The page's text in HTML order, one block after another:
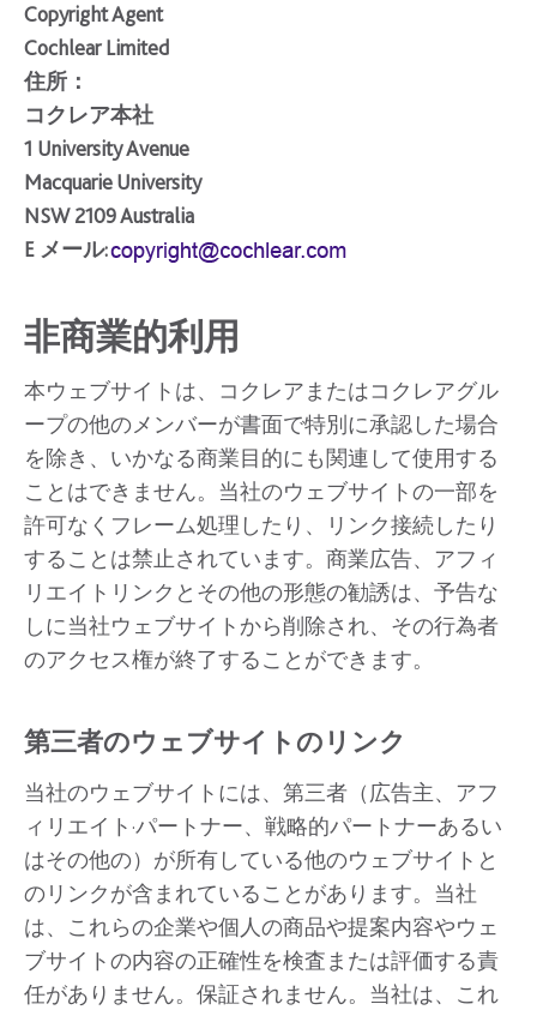
Copyright Agent
Cochlear Limited
住所：
コクレア本社
1 University Avenue
Macquarie University
NSW 2109 Australia
E メール:
非商業的利用
本ウェブサイトは、コクレアまたはコクレアグル
ープの他のメンバーが書面で特別に承認した場合
を除き、いかなる商業目的にも関連して使用する
ことはできません。当社のウェブサイトの一部を
許可なくフレーム処理したり、リンク接続したり
することは禁止されています。商業広告、アフィ
リエイトリンクとその他の形態の勧誘は、予告な
しに当社ウェブサイトから削除され、その行為者
のアクセス権が終了することができます。
第三者のウェブサイトのリンク
当社のウェブサイトには、第三者（広告主、アフ
ィリエイト·パートナー、戦略的パートナーあるい
はその他の）が所有している他のウェブサイトと
のリンクが含まれていることがあります。当社
は、これらの企業や個人の商品や提案内容やウェ
ブサイトの内容の正確性を検査または評価する責
任がありません。保証されません。当社は、これ